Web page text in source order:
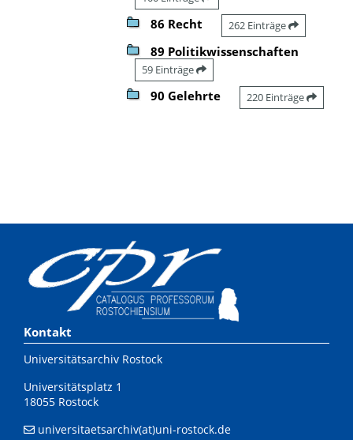
86 Recht 262 Einträge
89 Politikwissenschaften
59 Einträge
90 Gelehrte 220 Einträge
Kontakt
Universitätsarchiv Rostock
Universitätsplatz 1
18055 Rostock
universitaetsarchiv(at)uni-rostock.de